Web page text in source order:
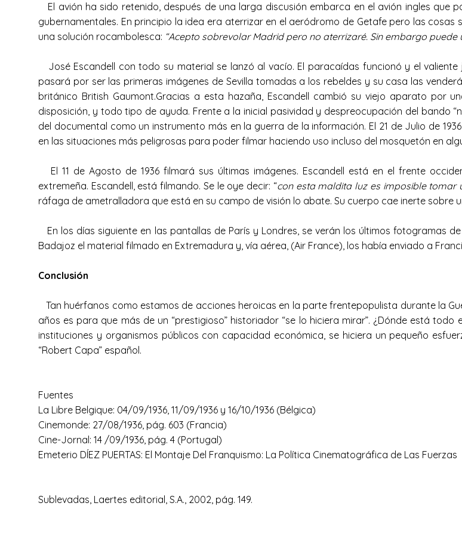
El avión ha sido retenido, después de una larga discusión embarca en el avión ingles que
gubernamentales. En principio la idea era aterrizar en el aeródromo de Getafe pero las
una solución rocambolesca: “Acepto sobrevolar Madrid pero no aterrizaré. Sin embargo
José Escandell con todo su material se lanzó al vacío. El paracaídas funcionó y el
pasará por ser las primeras imágenes de Sevilla tomadas a los rebeldes y su casa las
británico British Gaumont.Gracias a esta hazaña, Escandell cambió su viejo aparato por
disposición, y todo tipo de ayuda. Frente a la inicial pasividad y despreocupación del bando
del documental como un instrumento más en la guerra de la información. El 21 de Julio de
en las situaciones más peligrosas para poder filmar haciendo uso incluso del mosquetón en
El 11 de Agosto de 1936 filmará sus últimas imágenes. Escandell está en el frente
extremeña. Escandell, está filmando. Se le oye decir: “con esta maldita luz es imposible tomar
ráfaga de ametralladora que está en su campo de visión lo abate. Su cuerpo cae inerte sobre
En los días siguiente en las pantallas de París y Londres, se verán los últimos fotogramas
Badajoz el material filmado en Extremadura y, vía aérea, (Air France), los había enviado a
Conclusión
Tan huérfanos como estamos de acciones heroicas en la parte frentepopulista durante la
años es para que más de un “prestigioso” historiador “se lo hiciera mirar”. ¿Dónde está
instituciones y organismos públicos con capacidad económica, se hiciera un pequeño
“Robert Capa” español.
Fuentes
La Libre Belgique: 04/09/1936, 11/09/1936 y 16/10/1936 (Bélgica)
Cinemonde: 27/08/1936, pág. 603 (Francia)
Cine-Jornal: 14 /09/1936, pág. 4 (Portugal)
Emeterio DÍEZ PUERTAS: El Montaje Del Franquismo: La Política Cinematográfica de Las Fuerzas
Sublevadas, Laertes editorial, S.A., 2002, pág. 149.